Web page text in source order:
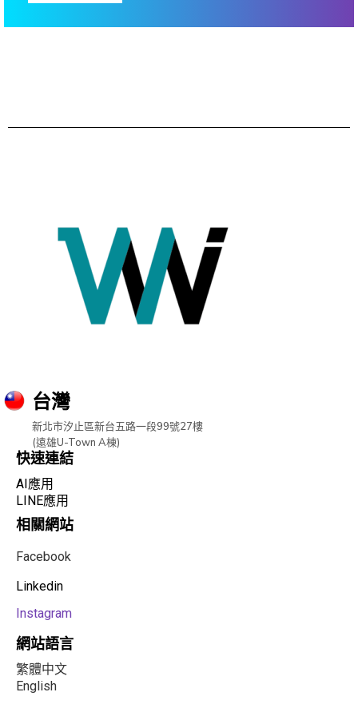
台灣
新北市汐止區新台五路一段99號27樓
(遠雄U-Town A棟)
快速連結
AI應用
LINE應用
相關網站
Facebook
Linkedin
Instagram
網站語言
繁體中文
English